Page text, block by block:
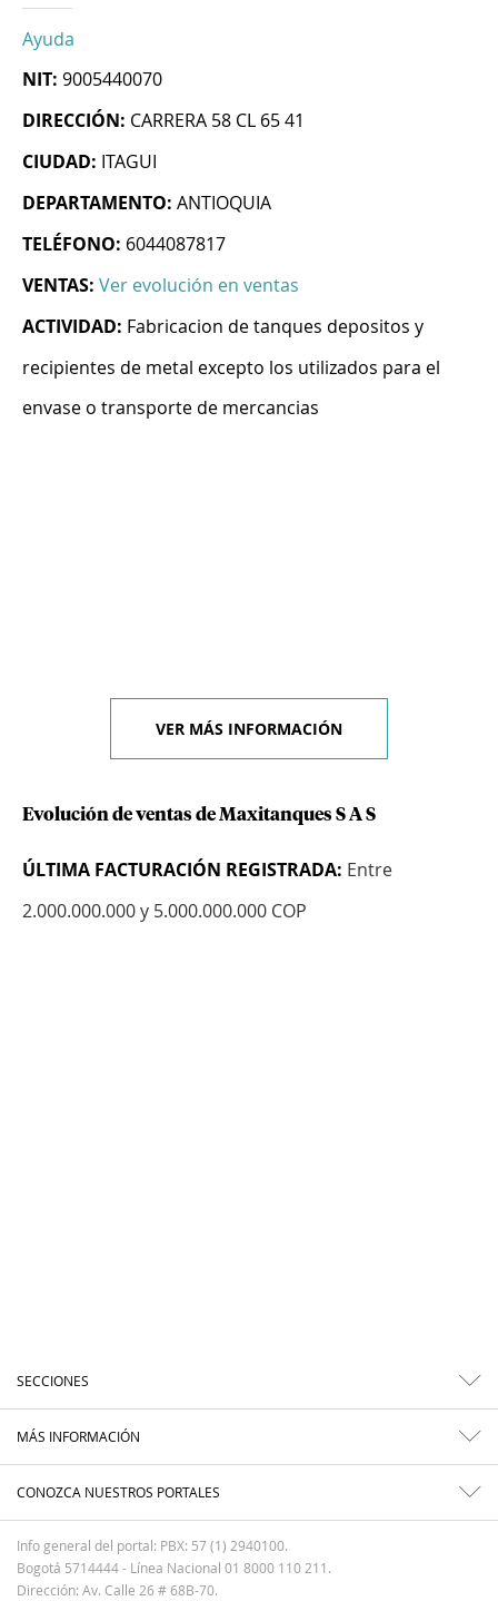
Ayuda
NIT: 9005440070
DIRECCIÓN: CARRERA 58 CL 65 41
CIUDAD: ITAGUI
DEPARTAMENTO: ANTIOQUIA
TELÉFONO: 6044087817
VENTAS: Ver evolución en ventas
ACTIVIDAD: Fabricacion de tanques depositos y
recipientes de metal excepto los utilizados para el
envase o transporte de mercancias
VER MÁS INFORMACIÓN
Evolución de ventas de Maxitanques S A S
ÚLTIMA FACTURACIÓN REGISTRADA: Entre
2.000.000.000 y 5.000.000.000 COP
SECCIONES
MÁS INFORMACIÓN
CONOZCA NUESTROS PORTALES
Info general del portal: PBX: 57 (1) 2940100.
Bogotá 5714444 - Línea Nacional 01 8000 110 211.
Dirección: Av. Calle 26 # 68B-70.